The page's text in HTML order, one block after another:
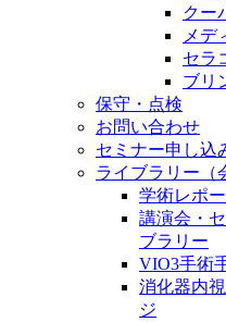
クー
メデ
セラ
ブリ
保守・点検
お問い合わせ
セミナー申し込
ライブラリー（
学術レポー
講演会・
ブラリー
VIO3手術
消化器内
ジ